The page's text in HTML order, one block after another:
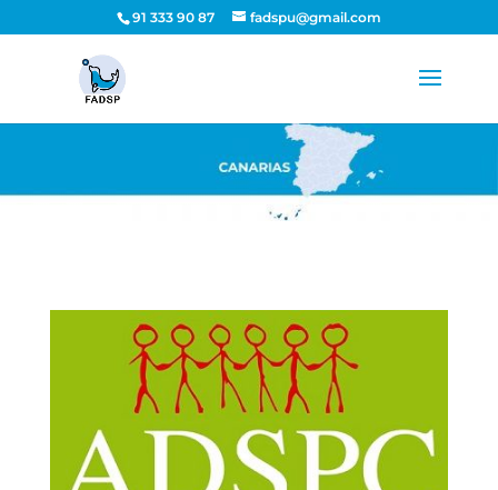
91 333 90 87 fadspu@gmail.com